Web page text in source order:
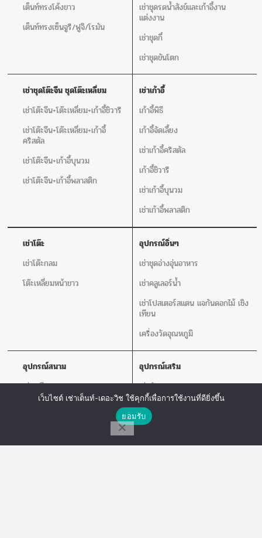
เต็นท์ทรงโค้งขาว
เต็นท์ทรงเซ็นจูรี/ฟูจิ/โรมัน
เช่าชุดรดน้ำสังข์และเก้าอี้งาน
แต่งงาน
เช่าชุดกี๋
เช่าชุดขันโตก
เช่าชุดโต๊ะจีน ชุดโต๊ะเหลี่ยม
เช่าโต๊ะจีน+โต๊ะเหลี่ยม+เก้าอี้ชิวารี
เช่าโต๊ะจีน+โต๊ะเหลี่ยม+เก้าอี้
คริสตัล
เช่าโต๊ะจีน+เก้าอี้บุนวม
เช่าโต๊ะจีน+เก้าอี้พลาสติก
เช่าเก้าอี้
เก้าอี้พิธี
เก้าอี้จัดเลี้ยง
เช่าเก้าอี้คริสตัล
เก้าอี้ชิวารี
เช่าเก้าอี้บุนวม
เช่าเก้าอี้พลาสติก
เช่าโต๊ะ
เช่าโต๊ะกลม
โต๊ะเหลี่ยมหน้าขาว
อุปกรณ์อิ่นๆ
เช่าชุดอ่างอุ่นอาหาร
เช่าคลูเลอร์น้ำ
เช่าโปสเตอร์สแตน แจกันดอกไม้ เชิง
เทียน
เครื่องวัดอุณหภูมิ
อุปกรณ์สนาม
เช่าเวที
เช่าโซฟา
อุปกรณ์เสริม
เช่าพัดลม
เช่าเสากั้นบริเขต
เช่าโปสเตอร์สแตน แจกันดอกไม้ เชิง
Line Chat
เว็บไซต์ เช่าเต็นท์-เดอะวิช ใช้คุกกี้เพื่อการใช้งานที่ดียิ่งขึ้น
ยอมรับ